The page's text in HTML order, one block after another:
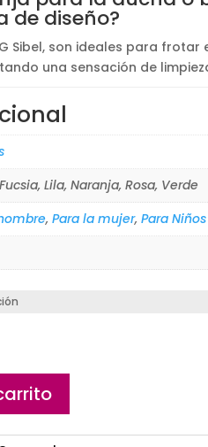
de diseño?
Sibel, son ideales para frotar
una sensación de
Lila, Naranja, Rosa, Verde
, Para la mujer, Para Niños